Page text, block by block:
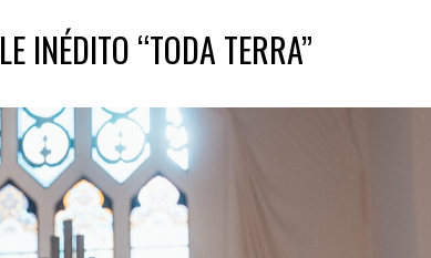
INÉDITO “TODA TERRA”